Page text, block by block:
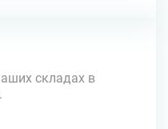
складах в